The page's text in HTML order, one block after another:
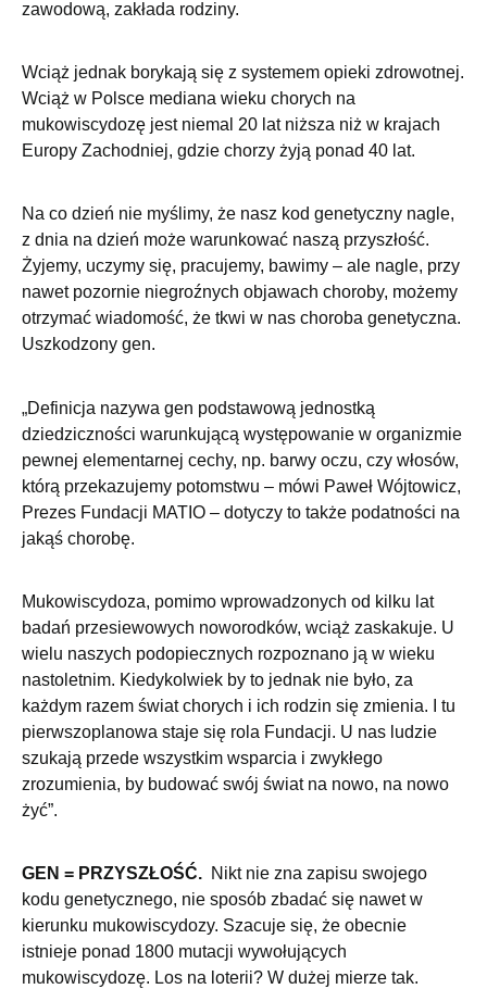
zawodową, zakłada rodziny.
Wciąż jednak borykają się z systemem opieki zdrowotnej.
Wciąż w Polsce mediana wieku chorych na
mukowiscydozę jest niemal 20 lat niższa niż w krajach
Europy Zachodniej, gdzie chorzy żyją ponad 40 lat.
Na co dzień nie myślimy, że nasz kod genetyczny nagle,
z dnia na dzień może warunkować naszą przyszłość.
Żyjemy, uczymy się, pracujemy, bawimy – ale nagle, przy
nawet pozornie niegroźnych objawach choroby, możemy
otrzymać wiadomość, że tkwi w nas choroba genetyczna.
Uszkodzony gen.
„Definicja nazywa gen podstawową jednostką
dziedziczności warunkującą występowanie w organizmie
pewnej elementarnej cechy, np. barwy oczu, czy włosów,
którą przekazujemy potomstwu – mówi Paweł Wójtowicz,
Prezes Fundacji MATIO – dotyczy to także podatności na
jakąś chorobę.
Mukowiscydoza, pomimo wprowadzonych od kilku lat
badań przesiewowych noworodków, wciąż zaskakuje. U
wielu naszych podopiecznych rozpoznano ją w wieku
nastoletnim. Kiedykolwiek by to jednak nie było, za
każdym razem świat chorych i ich rodzin się zmienia. I tu
pierwszoplanowa staje się rola Fundacji. U nas ludzie
szukają przede wszystkim wsparcia i zwykłego
zrozumienia, by budować swój świat na nowo, na nowo
żyć”.
GEN = PRZYSZŁOŚĆ. Nikt nie zna zapisu swojego
kodu genetycznego, nie sposób zbadać się nawet w
kierunku mukowiscydozy. Szacuje się, że obecnie
istnieje ponad 1800 mutacji wywołujących
mukowiscydozę. Los na loterii? W dużej mierze tak.